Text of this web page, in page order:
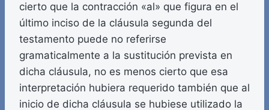
cierto que la contracción «al» que figura en el
último inciso de la cláusula segunda del
testamento puede no referirse
gramaticalmente a la sustitución prevista en
dicha cláusula, no es menos cierto que esa
interpretación hubiera requerido también que al
inicio de dicha cláusula se hubiese utilizado la